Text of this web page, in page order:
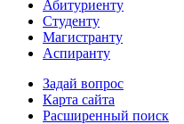
Абитуриенту
Студенту
Магистранту
Аспиранту
Задай вопрос
Карта сайта
Расширенный поиск